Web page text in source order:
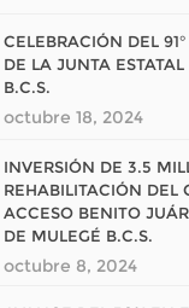
CELEBRACIÓN DEL
DE LA JUNTA
B.C.S.
octubre 18, 2024
INVERSIÓN DE 3.5
REHABILITACIÓN DEL
ACCESO BENITO
DE MULEGÉ B.C.S.
octubre 8, 2024